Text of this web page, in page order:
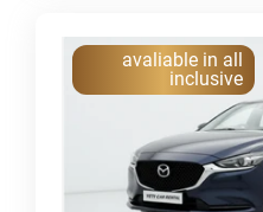
avaliable in all
inclusive